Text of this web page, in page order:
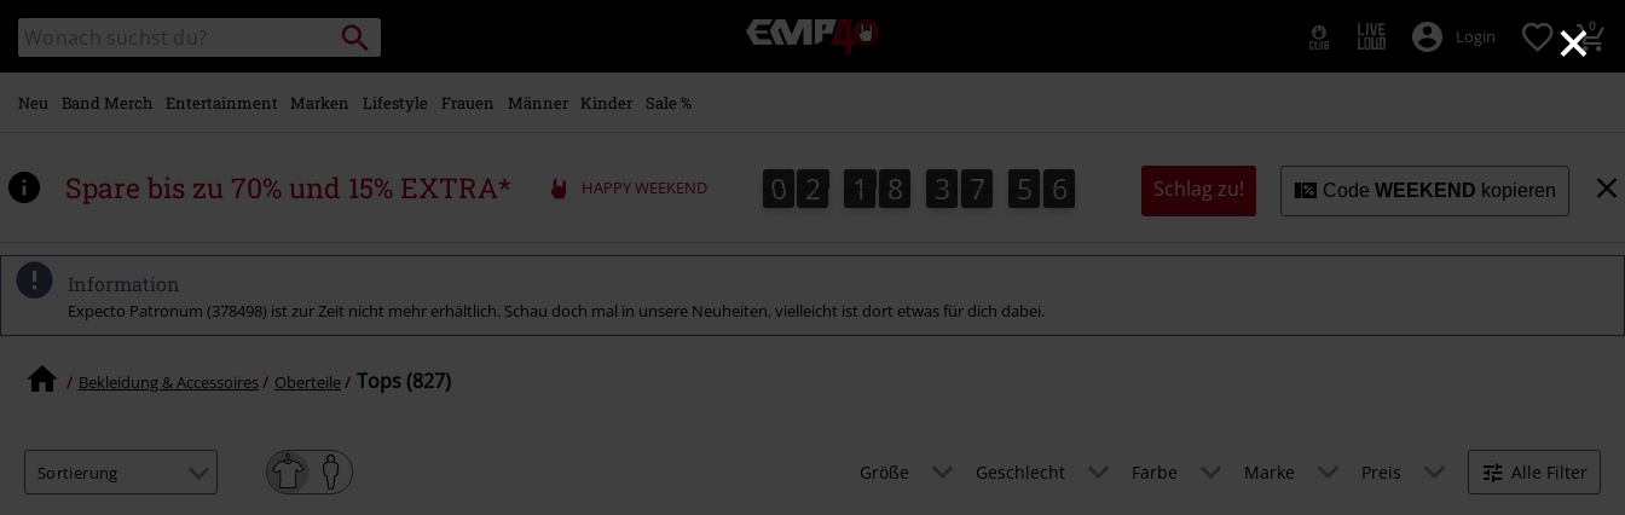
×
Hauptinhalt
springen
Katalog
durchsuchen
Packstation
suchen
EMP
Merchandise
-
Rock
&
Login 0
Neu Band Merch Entertainment Marken Lifestyle Frauen Männer Kinder Sale %
Spare bis zu 70% und 15% EXTRA* HAPPY WEEKEND 0
0 2
2 1
1 8
8 3
3 7
8
7 5
0
5 4
5
4
6
5 Schlag zu! CodeWEEKEND kopieren
Information
Expecto Patronum (378498) ist zur Zeit nicht mehr erhältlich. Schau doch mal in unsere Neuheiten, vielleicht ist dort etwas für dich dabei.
Bekleidung & Accessoires Oberteile Tops (827)
Größe Geschlecht Farbe Marke Preis Alle Filter